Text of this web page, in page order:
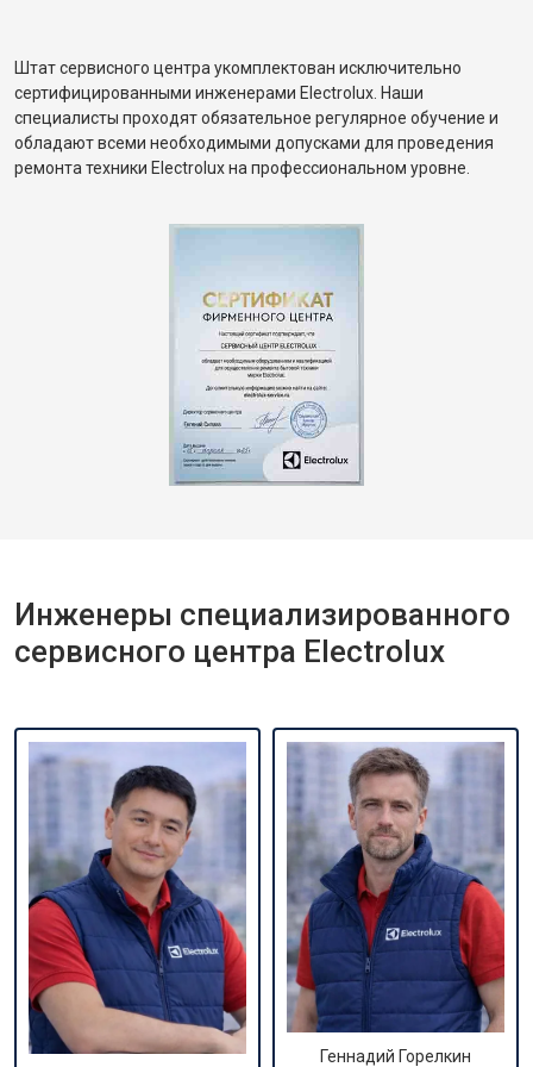
Штат сервисного центра укомплектован исключительно
сертифицированными инженерами Electrolux. Наши
специалисты проходят обязательное регулярное обучение и
обладают всеми необходимыми допусками для проведения
ремонта техники Electrolux на профессиональном уровне.
Инженеры специализированного
сервисного центра Electrolux
Геннадий Горелкин